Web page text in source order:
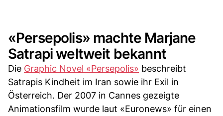
«Persepolis» machte Marjane
Satrapi weltweit bekannt
Die Graphic Novel «Persepolis» beschreibt
Satrapis Kindheit im Iran sowie ihr Exil in
Österreich. Der 2007 in Cannes gezeigte
Animationsfilm wurde laut «Euronews» für einen